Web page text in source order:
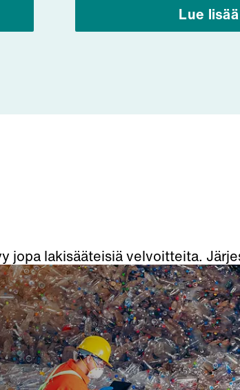
Lue lisää
jopa lakisääteisiä velvoitteita.